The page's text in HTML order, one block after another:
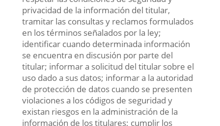
privacidad de la información del titular,
tramitar las consultas y reclamos formulados
en los términos señalados por la ley;
identificar cuando determinada información
se encuentra en discusión por parte del
titular; informar a solicitud del titular sobre el
uso dado a sus datos; informar a la autoridad
de protección de datos cuando se presenten
violaciones a los códigos de seguridad y
existan riesgos en la administración de la
información de los titulares; cumplir los